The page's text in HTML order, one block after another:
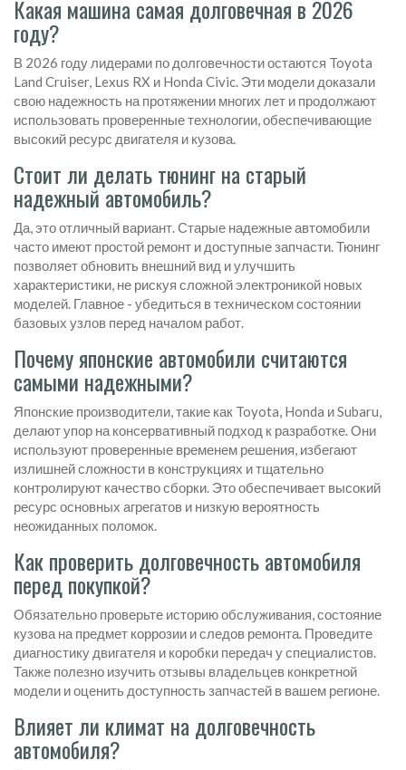
Какая машина самая долговечная в 2026
году?
В 2026 году лидерами по долговечности остаются Toyota
Land Cruiser, Lexus RX и Honda Civic. Эти модели доказали
свою надежность на протяжении многих лет и продолжают
использовать проверенные технологии, обеспечивающие
высокий ресурс двигателя и кузова.
Стоит ли делать тюнинг на старый
надежный автомобиль?
Да, это отличный вариант. Старые надежные автомобили
часто имеют простой ремонт и доступные запчасти. Тюнинг
позволяет обновить внешний вид и улучшить
характеристики, не рискуя сложной электроникой новых
моделей. Главное - убедиться в техническом состоянии
базовых узлов перед началом работ.
Почему японские автомобили считаются
самыми надежными?
Японские производители, такие как Toyota, Honda и Subaru,
делают упор на консервативный подход к разработке. Они
используют проверенные временем решения, избегают
излишней сложности в конструкциях и тщательно
контролируют качество сборки. Это обеспечивает высокий
ресурс основных агрегатов и низкую вероятность
неожиданных поломок.
Как проверить долговечность автомобиля
перед покупкой?
Обязательно проверьте историю обслуживания, состояние
кузова на предмет коррозии и следов ремонта. Проведите
диагностику двигателя и коробки передач у специалистов.
Также полезно изучить отзывы владельцев конкретной
модели и оценить доступность запчастей в вашем регионе.
Влияет ли климат на долговечность
автомобиля?